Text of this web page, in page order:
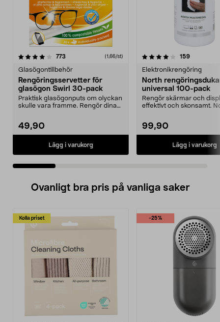
773 (1,66/st)
Glasögontillbehör
Rengöringsservetter för
glasögon Swirl 30-pack
Praktisk glasögonputs om olyckan
skulle vara framme. Rengör dina
49,90
Lägg i varukorg
4.0 av 5 stjärnor 159
Elektronikrengöring
North
universal 100-pack
Rengör skärmar och
effektivt och skonsamt.
99,90
Lägg i varukorg
5.0 av 5 stjärnor
Ovanligt bra pris på vanliga saker
Kolla priset -25%